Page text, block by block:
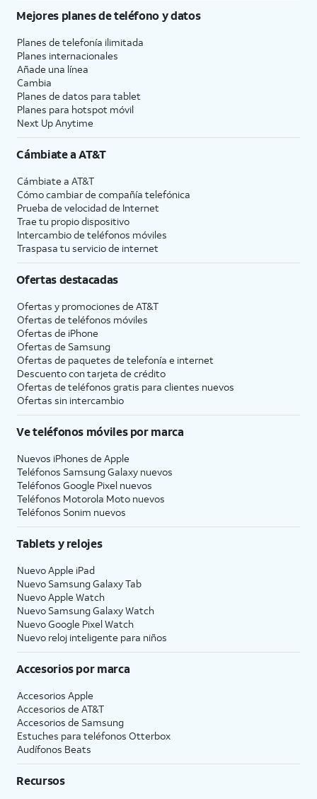
Mejores planes de teléfono y datos
Planes de telefonía ilimitada
Planes internacionales
Añade una línea
Cambia
Planes de datos para tablet
Planes para hotspot móvil
Next Up Anytime
Cámbiate aAT&T
Cámbiate a AT&T
Cómo cambiar de compañía telefónica
Prueba de velocidad de Internet
Trae tu propio dispositivo
Intercambio de teléfonos móviles
Traspasa tu servicio de internet
Ofertas destacadas
Ofertas y promociones de AT&T
Ofertas de teléfonos móviles
Ofertas de iPhone
Ofertas de Samsung
Ofertas de paquetes de telefonía e internet
Descuento con tarjeta de crédito
Ofertas de teléfonos gratis para clientes nuevos
Ofertas sin intercambio
Ve teléfonos móviles por marca
Nuevos iPhones de Apple
Teléfonos Samsung Galaxy nuevos
Teléfonos Google Pixel nuevos
Teléfonos Motorola Moto nuevos
Teléfonos Sonim nuevos
Tablets y relojes
Nuevo Apple iPad
Nuevo Samsung Galaxy Tab
Nuevo Apple Watch
Nuevo Samsung Galaxy Watch
Nuevo Google Pixel Watch
Nuevo reloj inteligente para niños
Accesorios por marca
Accesorios Apple
Accesorios de AT&T
Accesorios de Samsung
Estuches para teléfonos Otterbox
Audífonos Beats
Recursos